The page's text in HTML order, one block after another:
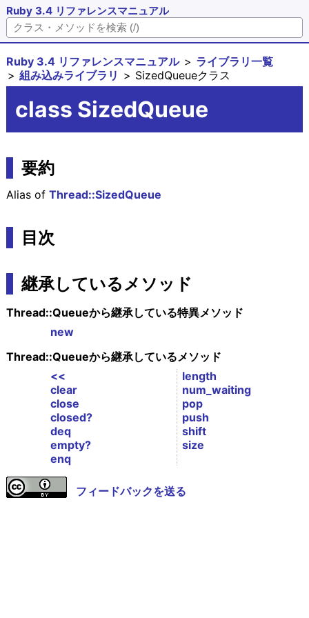
Ruby 3.4 リファレンスマニュアル
Ruby 3.4 リファレンスマニュアル
ライブラリ一覧
組み込みライブラリ
SizedQueueクラス
class SizedQueue
要約
Alias of Thread::SizedQueue
目次
継承しているメソッド
Thread::Queueから継承している特異メソッド
new
Thread::Queueから継承しているメソッド
<<
clear
close
closed?
deq
empty?
enq
length
num_waiting
pop
push
shift
size
フィードバックを送る